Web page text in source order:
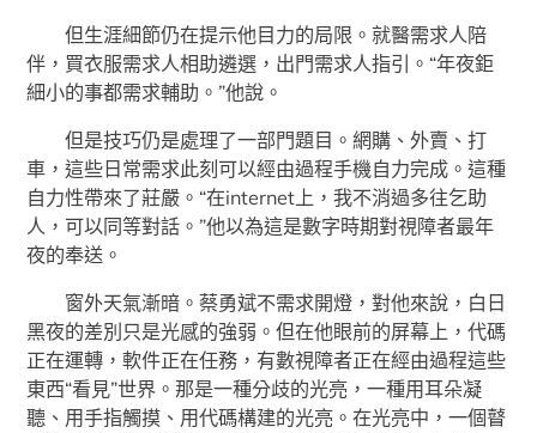
但生涯細節仍在提示他目力的局限。就醫需求人陪
伴，買衣服需求人相助遴選，出門需求人指引。“年夜鉅
細小的事都需求輔助。”他說。
但是技巧仍是處理了一部門題目。網購、外賣、打
車，這些日常需求此刻可以經由過程手機自力完成。這種
自力性帶來了莊嚴。“在internet上，我不消過多往乞助
人，可以同等對話。”他以為這是數字時期對視障者最年
夜的奉送。
窗外天氣漸暗。蔡勇斌不需求開燈，對他來說，白日
黑夜的差別只是光感的強弱。但在他眼前的屏幕上，代碼
正在運轉，軟件正在任務，有數視障者正在經由過程這些
東西“看見”世界。那是一種分歧的光亮，一種用耳朵凝
聽、用手指觸摸、用代碼構建的光亮。在光亮中，一個瞽